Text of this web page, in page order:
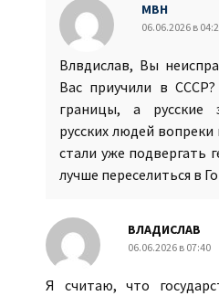
МВН
06.06.2026 в
Влвдислав, Вы
Вас приучили в
границы, а русские
русских людей вопреки
стали уже подвергать
лучше переселиться в
ВЛАДИСЛАВ
06.06.2026 в 07:40
Я считаю, что